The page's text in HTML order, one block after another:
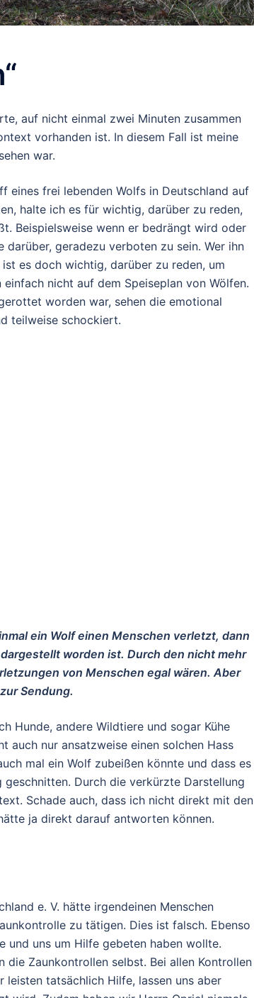
auf nicht einmal zwei Minuten zusammen
vorhanden ist. In diesem Fall ist meine
war.
eines frei lebenden Wolfs in Deutschland auf
halte ich es für wichtig, darüber zu reden,
Beispielsweise wenn er bedrängt wird oder
darüber, geradezu verboten zu sein. Wer ihn
es doch wichtig, darüber zu reden, um
nicht auf dem Speiseplan von Wölfen.
worden war, sehen die emotional
teilweise schockiert.
ein Wolf einen Menschen verletzt, dann
worden ist. Durch den nicht mehr
von Menschen egal wären. Aber
Sendung.
Hunde, andere Wildtiere und sogar Kühe
nur ansatzweise einen solchen Hass
mal ein Wolf zubeißen könnte und dass es
Durch die verkürzte Darstellung
Schade auch, dass ich nicht direkt mit den
ja direkt darauf antworten können.
e. V. hätte irgendeinen Menschen
zu tätigen. Dies ist falsch. Ebenso
und uns um Hilfe gebeten haben wollte.
die Zaunkontrollen selbst. Bei allen Kontrollen
leisten tatsächlich Hilfe, lassen uns aber